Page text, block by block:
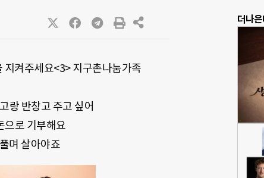
켜주세요<3> 지구촌나눔가족
랑 반창고 주고 싶어
으로 기부해요
며 살아야죠
더나